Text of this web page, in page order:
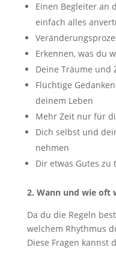
Einen Begleiter an
einfach alles
Erkennen, was du
Deine Träume und
Flüchtige
deinem Leben
Mehr Zeit nur für
Dich selbst und
nehmen
Dir etwas Gutes
2. Wann und wie oft
Da du die Regeln
welchem Rhythmus
Diese Fragen kannst